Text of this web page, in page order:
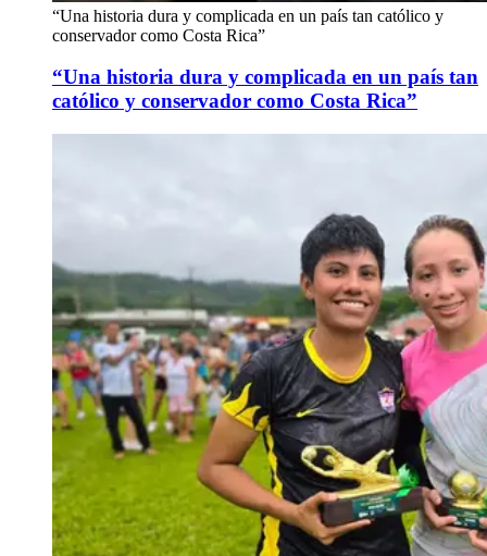
“Una historia dura y complicada en un país tan católico y
conservador como Costa Rica”
“Una historia dura y complicada en un país tan
católico y conservador como Costa Rica”